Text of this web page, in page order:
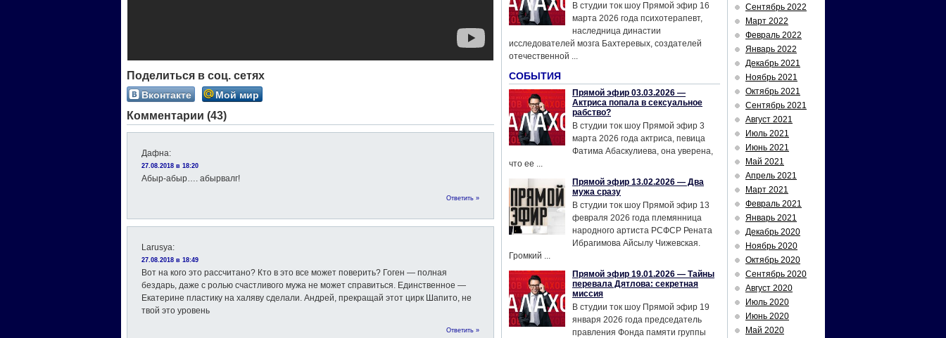
Поделиться в соц. сетях
Вконтакте Мой мир
Комментарии (43)
Дафна:
27.08.2018 в 18:20
Абыр-абыр…. абырвалг!
Ответить »
Larusya:
27.08.2018 в 18:49
Вот на кого это рассчитано? Кто в это все может поверить? Гоген — полная
бездарь, даже с ролью счастливого мужа не может справиться. Единственное —
Екатерине пластику на халяву сделали. Андрей, прекращай этот цирк Шапито, не
твой это уровень
Ответить »
В студии ток шоу Прямой эфир 16
марта 2026 года психотерапевт,
наследница династии
исследователей мозга Бахтеревых, создателей
отечественной ...
СОБЫТИЯ
Прямой эфир 03.03.2026 —
Актриса попала в сексуальное
рабство?
В студии ток шоу Прямой эфир 3
марта 2026 года актриса, певица
Фатима Абаскулиева, она уверена,
что ее ...
Прямой эфир 13.02.2026 — Два
мужа сразу
В студии ток шоу Прямой эфир 13
февраля 2026 года племянница
народного артиста РСФСР Рената
Ибрагимова Айсылу Чижевская.
Громкий ...
Прямой эфир 19.01.2026 — Тайны
перевала Дятлова: секретная
миссия
В студии ток шоу Прямой эфир 19
января 2026 года председатель
правления Фонда памяти группы
Сентябрь 2022
Март 2022
Февраль 2022
Январь 2022
Декабрь 2021
Ноябрь 2021
Октябрь 2021
Сентябрь 2021
Август 2021
Июль 2021
Июнь 2021
Май 2021
Апрель 2021
Март 2021
Февраль 2021
Январь 2021
Декабрь 2020
Ноябрь 2020
Октябрь 2020
Сентябрь 2020
Август 2020
Июль 2020
Июнь 2020
Май 2020